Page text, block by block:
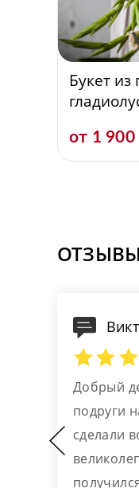
Букет
от 1 900
ОТЗЫВЫ
Добрый
подруги
сделали